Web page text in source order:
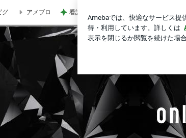
ーカットボックスの券売機も新札対応！ | ヘア
グ アメブロ 看護師からの薬に関する不安な返答